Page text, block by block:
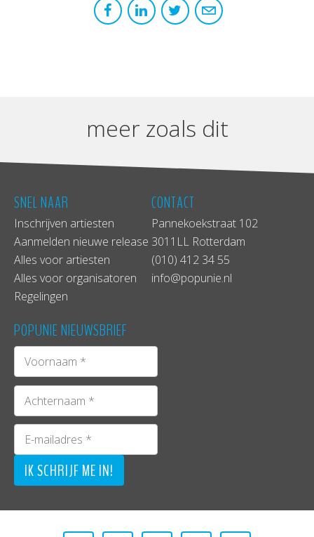
meer zoals dit
SNEL NAAR
Inschrijven artiesten
Aanmelden nieuwe release
Alles voor artiesten
Alles voor organisatoren
Regelingen
CONTACT
Pannekoekstraat 102
3011LL Rotterdam
(010) 412 34 55
info@popunie.nl
POPUNIE NIEUWSBRIEF